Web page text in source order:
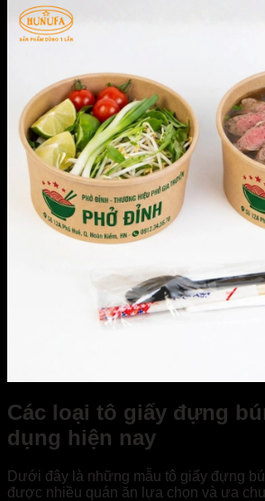
Các loại tô giấy đựng
dụng hiện nay
Dưới đây là những mẫu tô giấy đựng
được nhiều quán ăn lựa chọn và ưa